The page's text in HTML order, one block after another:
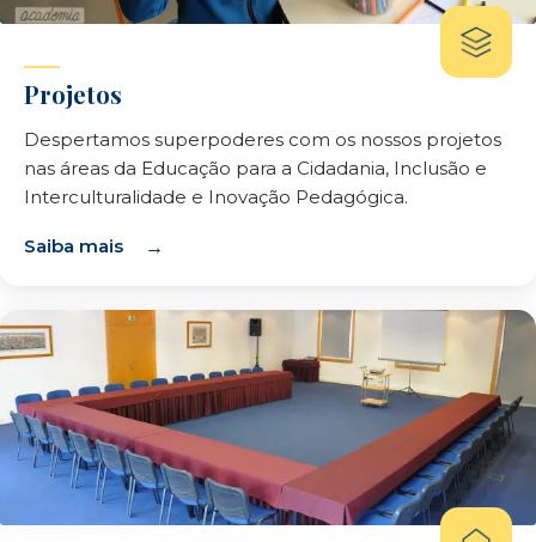
Projetos
Despertamos superpoderes com os nossos projetos
nas áreas da Educação para a Cidadania, Inclusão e
Interculturalidade e Inovação Pedagógica.
Saiba mais